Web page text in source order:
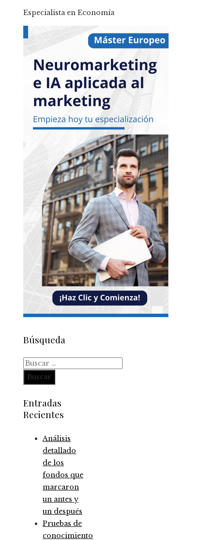
Especialista en Economía
Búsqueda
Buscar:
Entradas
Recientes
Análisis
detallado
de los
fondos que
marcaron
un antes y
un después
Pruebas de
conocimiento